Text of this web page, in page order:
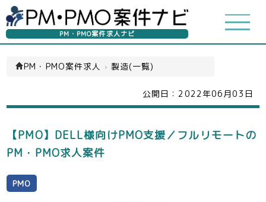
PM・PMO案件求人ナビ
PM・PMO案件求人 › 製造(一覧)
公開日： 2022年06月03日
【PMO】DELL様向けPMO支援／フルリモートの
PM・PMO求人案件
PMO